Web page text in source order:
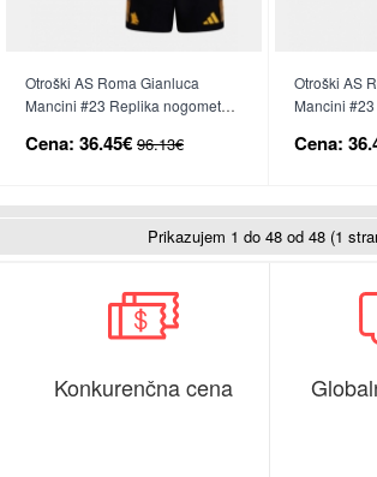
Otroški AS Roma Gianluca
Mancini #23 Replika nogometni
Kratek Rokav (+ hlače)
Cena: 36.45€ 96.13€
Otroški AS
Mancini
Kratek
Cena:
Prikazujem 1 do 48 od 48 (1
Konkurenčna cena